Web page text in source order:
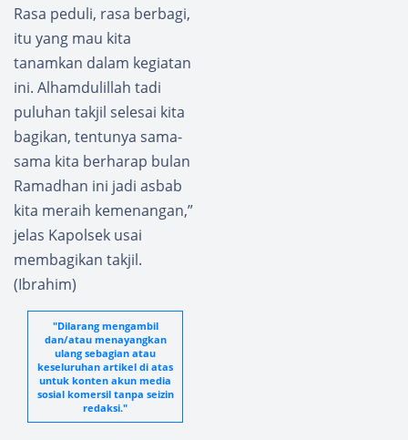
usiaan
han
Jampea
n,
Korban
terus
Berlanj
ut
Rasa peduli, rasa berbagi,
itu yang mau kita
tanamkan dalam kegiatan
ini. Alhamdulillah tadi
puluhan takjil selesai kita
bagikan, tentunya sama-
sama kita berharap bulan
Ramadhan ini jadi asbab
kita meraih kemenangan,”
jelas Kapolsek usai
membagikan takjil.
(Ibrahim)
"Dilarang mengambil
dan/atau menayangkan
ulang sebagian atau
keseluruhan artikel di atas
untuk konten akun media
sosial komersil tanpa seizin
redaksi."